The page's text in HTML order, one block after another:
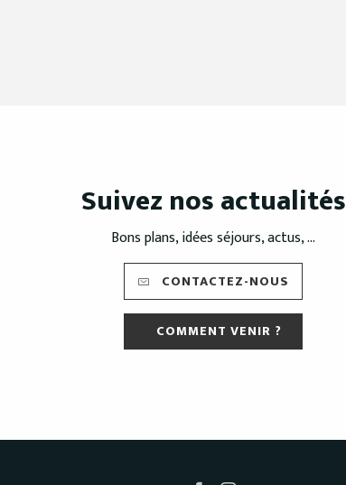
Suivez nos actualités
Bons plans, idées séjours, actus, ...
CONTACTEZ-NOUS
COMMENT VENIR ?